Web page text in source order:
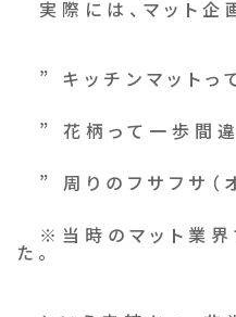
実際には、マット企
” キッチンマット
” 花柄って一歩間違
” 周りのフサフサ（
※当時のマット業界
た。